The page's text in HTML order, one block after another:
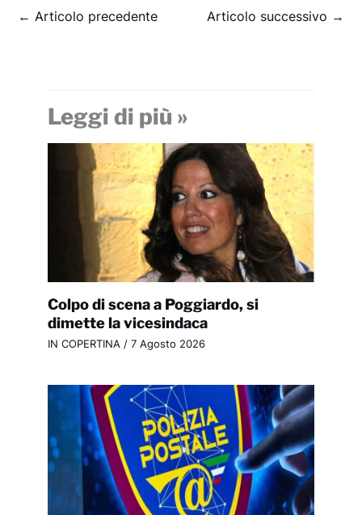
← Articolo precedente Articolo successivo →
Leggi di più »
Colpo di scena a Poggiardo, si
dimette la vicesindaca
IN COPERTINA/ 7 Agosto 2026